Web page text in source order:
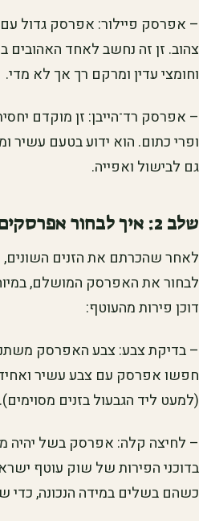
– אפרסק פיילור: אפרסק גדול
צהוב. זן זה נחשב לאחד האהובים
וחומצי עדין ומרקם רך אך לא מדי.
– אפרסק רד־הייבן: זן מוקדם
ופרי כתום. הוא ידוע בטעם
גם לבישול ואפייה.
שלב 2: איך לבחור אפרסקים בשלים ואיכותיים?
לאחר שהכרתם את הזנים השונים,
לבחור את האפרסק המושלם,
דוכן פירות מהעוטף:
– בדיקת צבע: צבע האפרסק
חפשו אפרסק עם צבע עשיר
(למעט ליד הגבעול בזנים מסוימים).
– לחיצה קלה: אפרסק בשל יהיה
בדוכני הפירות של שוק עוטף
כשהם בשלים במידה הנכונה, כדי